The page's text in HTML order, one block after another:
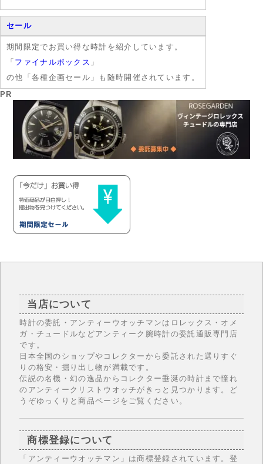
セール
期間限定でお買い得な時計を紹介しています。
「 ファイナルボックス 」
の他「各種企画セール」も随時開催されています。
PR
当店について
時計の委託・アンティーウオッチマンはロレックス・オメ
ガ・チュードルなどアンティーク腕時計の委託通販専門店
です。
日本全国のショップやコレクターから委託された選りすぐ
りの格安・掘り出し物が満載です。
伝説の名機・幻の逸品からコレクター垂涎の時計まで憧れ
のアンティークリストウオッチがきっと見つかります。ど
うぞゆっくりと商品ページをご覧ください。
商標登録について
「アンティーウオッチマン」は商標登録されています。登